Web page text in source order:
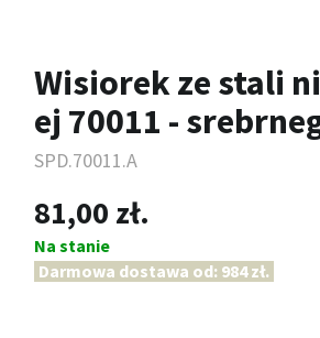
Wisiorek ze stali
ej 70011 -
SPD.70011.A
81,00 zł.
Na stanie
Darmowa dostawa od: 984 zł.